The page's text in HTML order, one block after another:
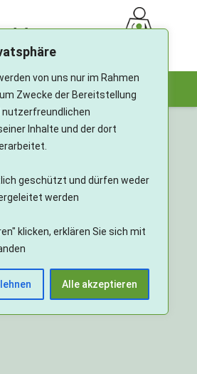
von uns nur im Rahmen
Zwecke der Bereitstellung
Inhalte und der dort
geschützt und dürfen weder
werden
klicken, erklären Sie sich mit
Alle akzeptieren
Mitmachen